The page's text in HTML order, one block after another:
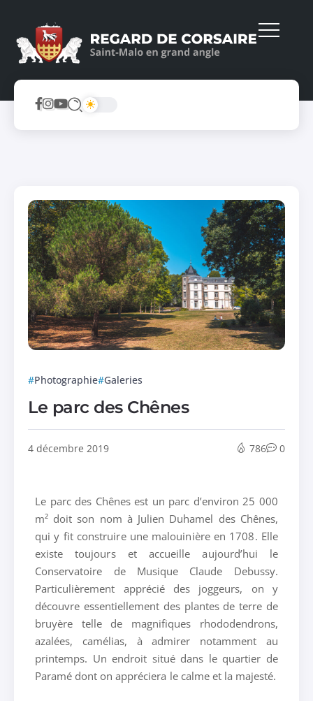
Photographie Galeries
Le parc des Chênes
4 décembre 2019 786 0
Le parc des Chênes est un parc d’environ 25 000
m² doit son nom à Julien Duhamel des Chênes,
qui y fit construire une malouinière en 1708. Elle
existe toujours et accueille aujourd’hui le
Conservatoire de Musique Claude Debussy.
Particulièrement apprécié des joggeurs, on y
découvre essentiellement des plantes de terre de
bruyère telle de magnifiques rhododendrons,
azalées, camélias, à admirer notamment au
printemps. Un endroit situé dans le quartier de
Paramé dont on appréciera le calme et la majesté.